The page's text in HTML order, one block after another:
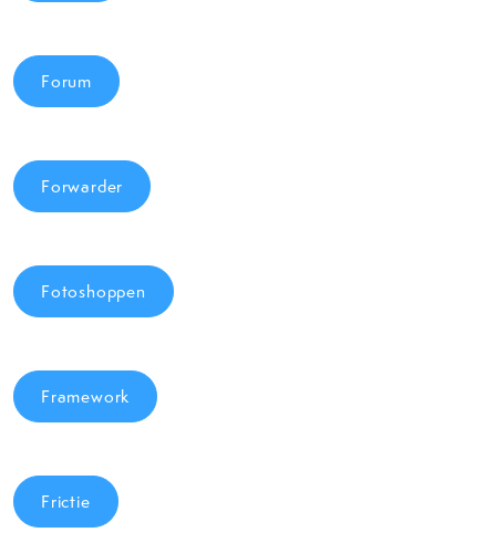
Forum
Forwarder
Fotoshoppen
Framework
Frictie